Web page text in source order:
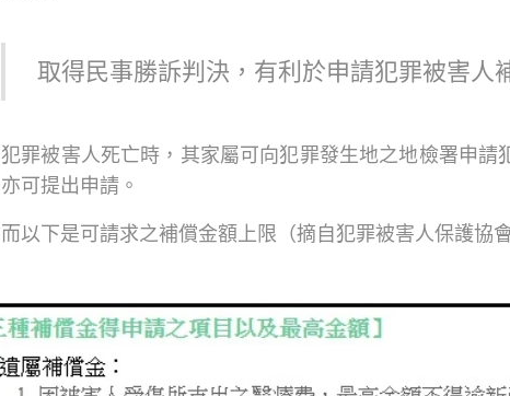
取得民事勝訴判決，有利於申請犯罪被害人
犯罪被害人死亡時，其家屬可向犯罪發生地之地檢署申請
亦可提出申請。
而以下是可請求之補償金額上限（摘自犯罪被害人保護協會